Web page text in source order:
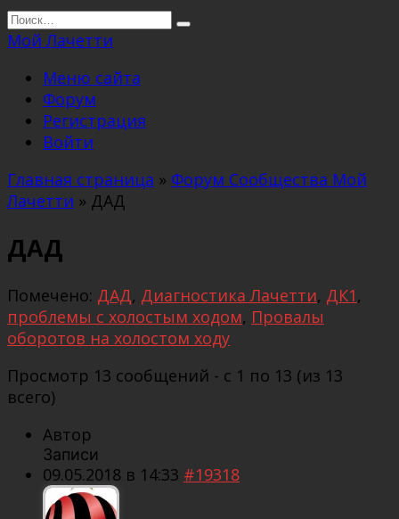
Перейти
к
Search
for:
Мой Лачетти
Меню сайта
Форум
Регистрация
Войти
Главная страница » Форум Сообщества Мой
Лачетти » ДАД
ДАД
Помечено: ДАД, Диагностика Лачетти, ДК1,
проблемы с холостым ходом, Провалы
оборотов на холостом ходу
Просмотр 13 сообщений - с 1 по 13 (из 13
всего)
Автор
Записи
09.05.2018 в 14:33 #19318